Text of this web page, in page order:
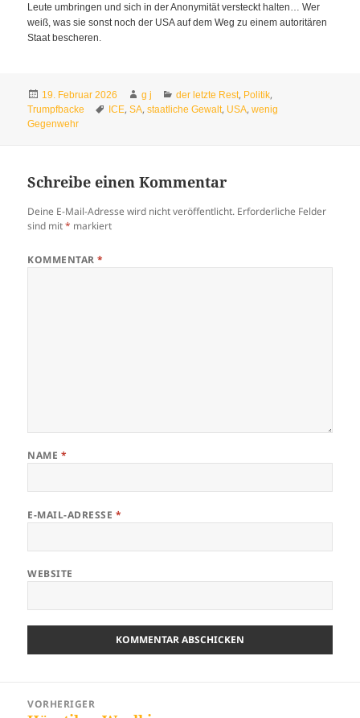
Leute umbringen und sich in der Anonymität versteckt halten… Wer
weiß, was sie sonst noch der USA auf dem Weg zu einem autoritären
Staat bescheren.
Veröffentlicht
am
19. Februar 2026 Autor
g j Kategorien
der letzte Rest, Politik,
Trumpfbacke Schlagwörter
ICE,SA,staatliche Gewalt, USA,wenig
Gegenwehr
Schreibe einen Kommentar
Deine E-Mail-Adresse wird nicht veröffentlicht. Erforderliche Felder
sind mit* markiert
KOMMENTAR*
NAME *
E-MAIL-ADRESSE *
WEBSITE
VORHERIGER